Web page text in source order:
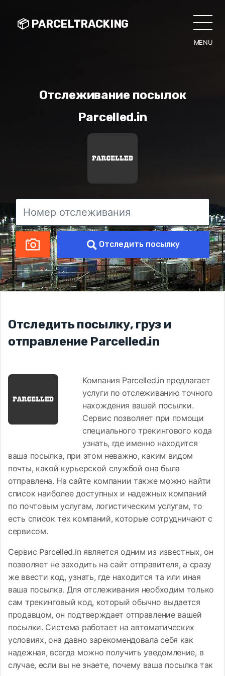
MENU
📦 PARCELTRACKING
Отслеживание посылок
Parcelled.in
Отследить посылку
Отследить посылку, груз и
отправление Parcelled.in
Компания Parcelled.in предлагает
услуги по отслеживанию точного
нахождения вашей посылки.
Сервис позволяет при помощи
специального трекингового кода
узнать, где именно находится
ваша посылка, при этом неважно, каким видом
почты, какой курьерской службой она была
отправлена. На сайте компании также можно найти
список наиболее доступных и надежных компаний
по почтовым услугам, логистическим услугам, то
есть список тех компаний, которые сотрудничают с
сервисом.
Сервис Parcelled.in является одним из известных, он
позволяет не заходить на сайт отправителя, а сразу
же ввести код, узнать, где находится та или иная
ваша посылка. Для отслеживания необходим только
сам трекинговый код, который обычно выдается
продавцом, он подтверждает отправление вашей
посылки. Система работает на автоматических
условиях, она давно зарекомендовала себя как
надежная, всегда можно получить уведомление, в
случае, если вы не знаете, почему ваша посылка так